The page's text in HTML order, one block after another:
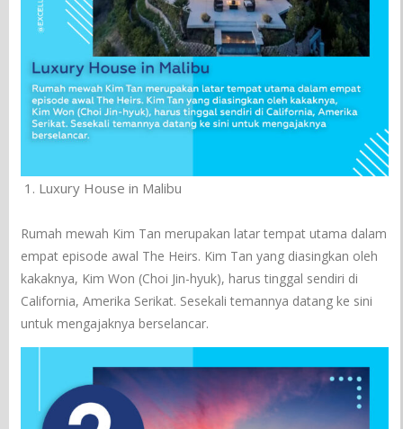
Luxury House in Malibu
Rumah mewah Kim Tan merupakan latar tempat utama dalam
empat episode awal The Heirs. Kim Tan yang diasingkan oleh
kakaknya, Kim Won (Choi Jin-hyuk), harus tinggal sendiri di
California, Amerika Serikat. Sesekali temannya datang ke sini
untuk mengajaknya berselancar.